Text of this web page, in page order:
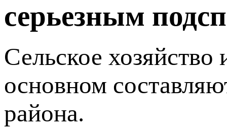
серьезным
Сельское
основном
района.